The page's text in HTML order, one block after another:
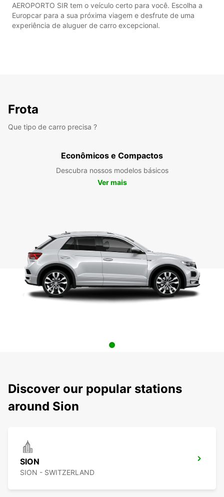
AEROPORTO SIR tem o veículo certo para você. Escolha a
Europcar para a sua próxima viagem e desfrute de uma
experiência de aluguer de carro excepcional.
Frota
Que tipo de carro precisa ?
Econômicos e Compactos
Descubra nossos modelos básicos
Ver mais
Discover our popular stations
around Sion
SION
SION - SWITZERLAND